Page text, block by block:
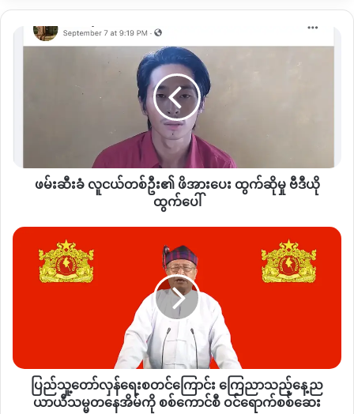
မြစ်ကြောင်းအတိုင်း တက်လာကြောင်း ဒေသခံများ၏ သတင်းပေးပို့
ဖမ်းဆီး
ဆို
ပေါ်
ဖမ်းဆီးခံ လူငယ်တစ်ဦး၏ ဖိအားပေး ထွက်ဆိုမှု ဗီဒီယို
ထွက်ပေါ်
ပြည်
တော်လှန်ရေး
ည
ယာယီ
သမ္မတ
ပြည်သူ့တော်လှန်ရေးစတင်ကြောင်း ကြေညာသည့်နေ့ည
ယာယီသမ္မတနေအိမ်ကို စစ်ကောင်စီ ဝင်ရောက်စစ်ဆေး